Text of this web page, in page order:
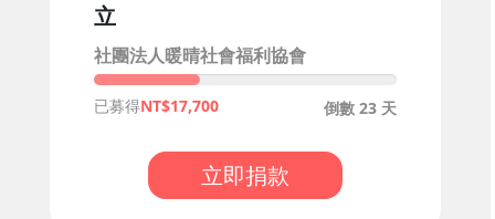
立
社團法人暖晴社會福利協會
倒數 23 天
已募得 17,700
立即捐款